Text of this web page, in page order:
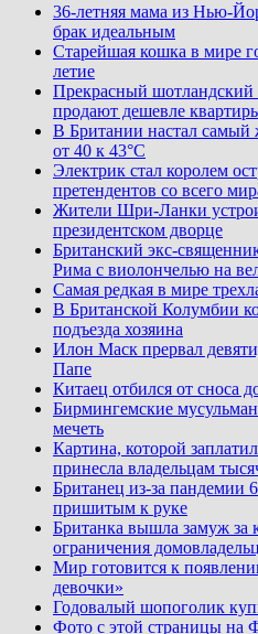
36-летняя мама из Нью-
брак идеальным
Старейшая кошка в мире
летие
Прекрасный
продают дешевле
В Британии настал самый
от 40 к 43°C
Электрик стал королем
претендентов со всего
Жители Шри-Ланки
президентском дворце
Британский экс-
Рима с виолончелью на
Самая редкая в мире
В Британской Колумбии
подъезда хозяина
Илон Маск прервал
Папе
Китаец отбился от сноса
Бирмингемские
мечеть
Картина, которой
принесла владельцам
Британец из-за пандемии
пришитым к руке
Британка вышла замуж за
ограничения
Мир готовится к
девочки»
Годовалый шопоголик
Фото с этой страницы на